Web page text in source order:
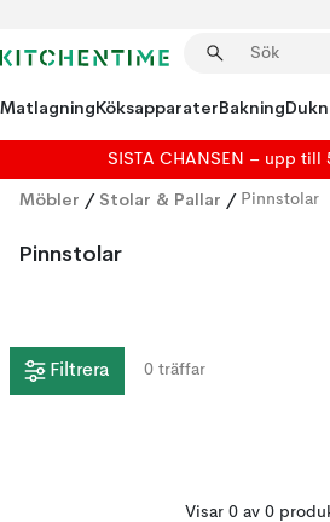
MatlagningKöksapparaterBakning
SISTA CHANSEN – upp till
Möbler / Stolar & Pallar / Pinnstolar
Pinnstolar
Filtrera 0 träffar
Visar 0 av 0